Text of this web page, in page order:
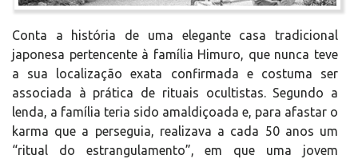
Conta a história de uma elegante casa tradicional
japonesa pertencente à família Himuro, que nunca teve
a sua localização exata confirmada e costuma ser
associada à prática de rituais ocultistas. Segundo a
lenda, a família teria sido amaldiçoada e, para afastar o
karma que a perseguia, realizava a cada 50 anos um
“ritual do estrangulamento”, em que uma jovem